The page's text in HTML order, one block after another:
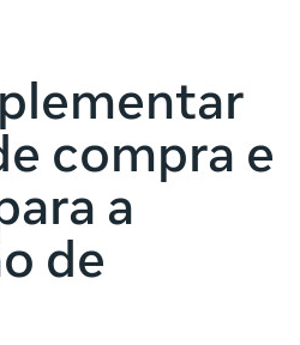
compra e
a
de